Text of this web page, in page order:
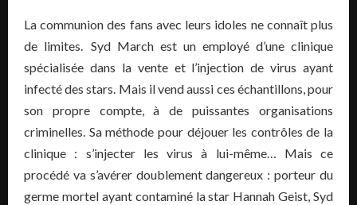
La communion des fans avec leurs idoles ne connaît plus
de limites. Syd March est un employé d’une clinique
spécialisée dans la vente et l’injection de virus ayant
infecté des stars. Mais il vend aussi ces échantillons, pour
son propre compte, à de puissantes organisations
criminelles. Sa méthode pour déjouer les contrôles de la
clinique : s’injecter les virus à lui-même… Mais ce
procédé va s’avérer doublement dangereux : porteur du
germe mortel ayant contaminé la star Hannah Geist, Syd